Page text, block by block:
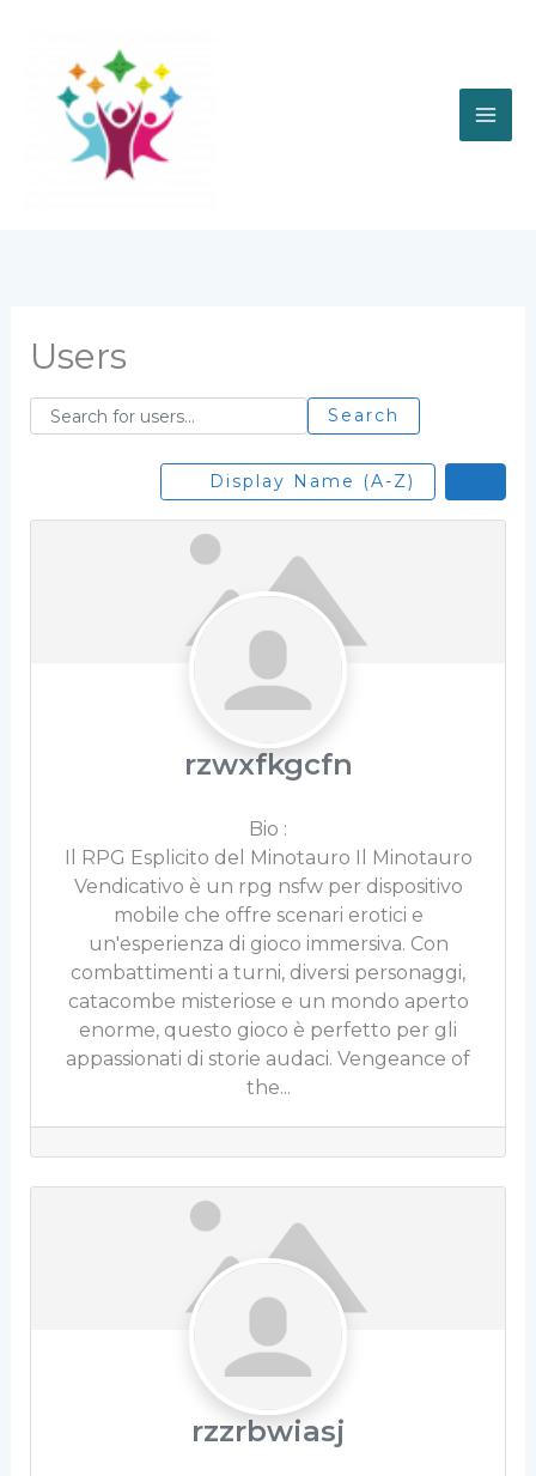
content
Users
Search for users...
Search for users... Search
Display Name (A-Z)
rzwxfkgcfn
Bio :
Il RPG Esplicito del Minotauro Il Minotauro
Vendicativo è un rpg nsfw per dispositivo
mobile che offre scenari erotici e
un'esperienza di gioco immersiva. Con
combattimenti a turni, diversi personaggi,
catacombe misteriose e un mondo aperto
enorme, questo gioco è perfetto per gli
appassionati di storie audaci. Vengeance of
the...
rzzrbwiasj